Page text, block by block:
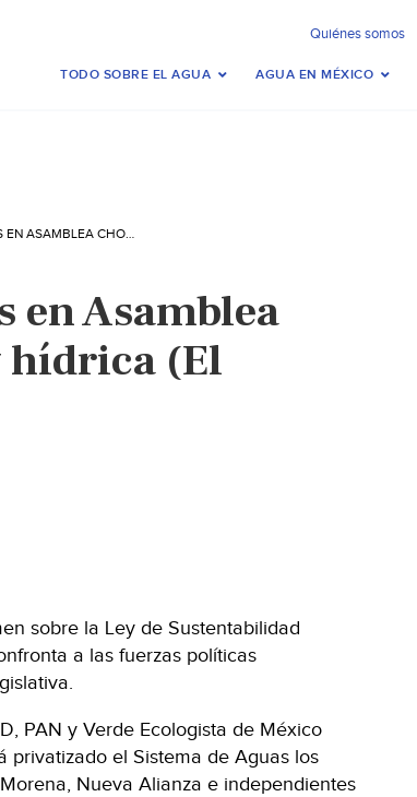
Quiénes somos
TODO SOBRE EL AGUA AGUA EN MÉXICO
CDMX: PARTIDOS EN ASAMBLEA CHOCAN POR LEY HÍDRICA (EL UNIVERSAL)
en Asamblea
hídrica (El
sobre la Ley de Sustentabilidad
a las fuerzas políticas
PAN y Verde Ecologista de México
privatizado el Sistema de Aguas los
Nueva Alianza e independientes